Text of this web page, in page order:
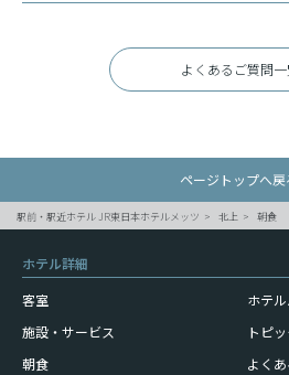
よくあるご質問
ページトップへ
駅前・駅近ホテル JR東日本ホテルメッツ 北上 朝食
ホテル詳細
客室
施設・サービス
朝食
ホテル
トピ
よく